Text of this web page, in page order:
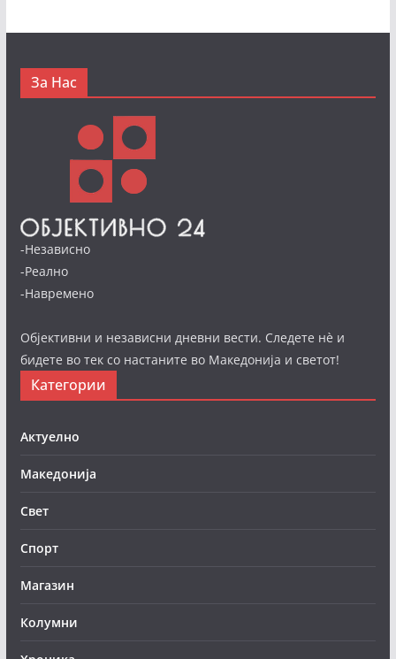
За Нас
-Независно
-Реално
-Навремено
Објективни и независни дневни вести. Следете нè и
бидете во тек со настаните во Македонија и светот!
Категории
Актуелно
Македонија
Свет
Спорт
Магазин
Колумни